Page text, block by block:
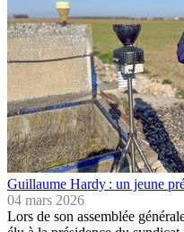
Guillaume Hardy : un jeune
04 mars 2026
Lors de son assemblée